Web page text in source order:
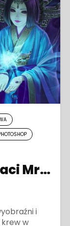
Projektowanie Postaci Mrocznej Fantazji
i
w